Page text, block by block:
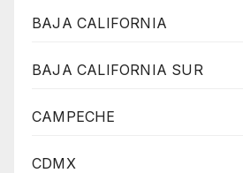
BAJA CALIFORNIA
BAJA CALIFORNIA SUR
CAMPECHE
CDMX